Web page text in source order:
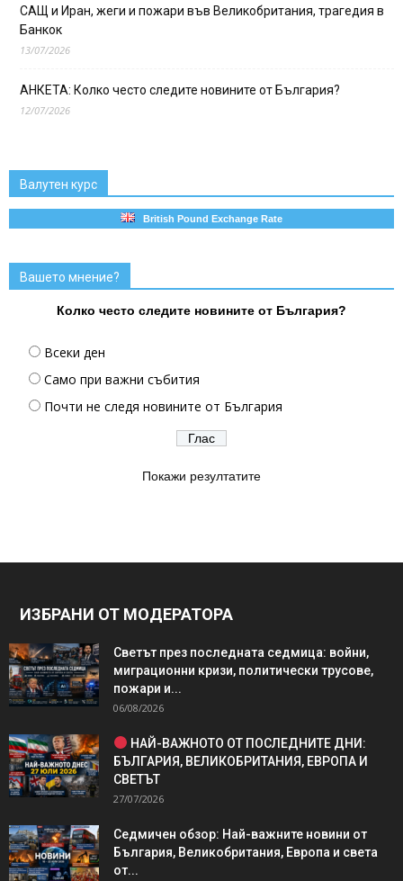
САЩ и Иран, жеги и пожари във Великобритания, трагедия в
Банкок
13/07/2026
АНКЕТА: Колко често следите новините от България?
12/07/2026
Валутен курс
British Pound Exchange Rate
Вашето мнение?
Колко често следите новините от България?
Всеки ден
Само при важни събития
Почти не следя новините от България
Покажи резултатите
ИЗБРАНИ ОТ МОДЕРАТОРА
Светът през последната седмица: войни,
миграционни кризи, политически трусове,
пожари и...
06/08/2026
НАЙ-ВАЖНОТО ОТ ПОСЛЕДНИТЕ ДНИ:
БЪЛГАРИЯ, ВЕЛИКОБРИТАНИЯ, ЕВРОПА И
СВЕТЪТ
27/07/2026
Седмичен обзор: Най-важните новини от
България, Великобритания, Европа и света
от...